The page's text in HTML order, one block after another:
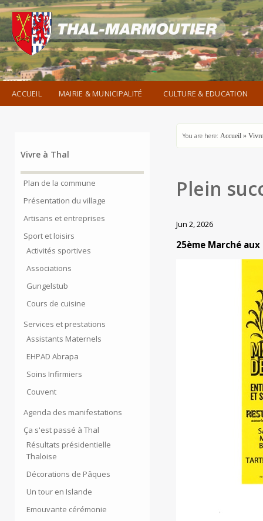
ACCUEIL MAIRIE & MUNICIPALITÉ CULTURE & EDUCATION
Vivre à Thal
Plan de la commune
Présentation du village
Artisans et entreprises
Sport et loisirs
Activités sportives
Associations
Gungelstub
Cours de cuisine
Services et prestations
Assistants Maternels
EHPAD Abrapa
Soins Infirmiers
Couvent
Agenda des manifestations
Ça s'est passé à Thal
Résultats présidentielle
Thaloise
Décorations de Pâques
Un tour en Islande
Emouvante cérémonie
You are here: Accueil »
Plein
Jun 2, 2026
25ème Marché aux